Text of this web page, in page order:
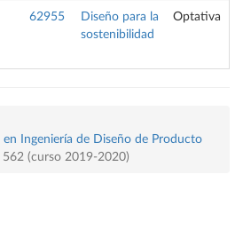
62955
Diseño para la
sostenibilidad
Optativa
Ingeniería de Diseño de Producto
562 (curso 2019-2020)